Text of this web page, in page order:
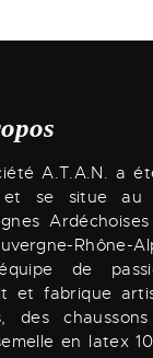
A.T.A.N. a
et se situe
Rhône-
de
et fabrique
des
en latex